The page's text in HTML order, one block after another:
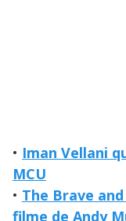
• Iman Vellani
MCU
• The Brave
filme de Andy